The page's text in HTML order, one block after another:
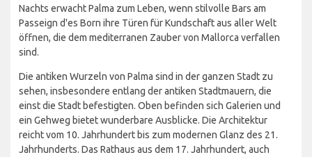
Nachts erwacht Palma zum Leben, wenn stilvolle Bars am
Passeign d'es Born ihre Türen für Kundschaft aus aller Welt
öffnen, die dem mediterranen Zauber von Mallorca verfallen
sind.
Die antiken Wurzeln von Palma sind in der ganzen Stadt zu
sehen, insbesondere entlang der antiken Stadtmauern, die
einst die Stadt befestigten. Oben befinden sich Galerien und
ein Gehweg bietet wunderbare Ausblicke. Die Architektur
reicht vom 10. Jahrhundert bis zum modernen Glanz des 21.
Jahrhunderts. Das Rathaus aus dem 17. Jahrhundert, auch